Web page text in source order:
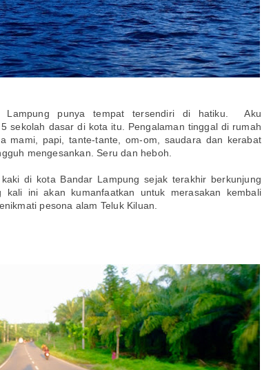
Lampung punya tempat tersendiri di hatiku. Aku
sekolah dasar di kota itu. Pengalaman tinggal di rumah
mami, papi, tante-tante, om-om, saudara dan kerabat
mengesankan. Seru dan heboh.
di kota Bandar Lampung sejak terakhir berkunjung
ini akan kumanfaatkan untuk merasakan kembali
pesona alam Teluk Kiluan.